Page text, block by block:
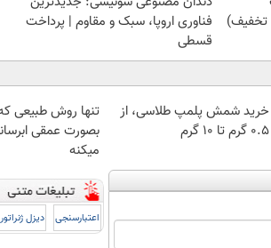
فناوری اروپا، سبک و مقاوم | پرداخت
قسطی
خرید شمش پلمپ طلاسی، از
۰.۵ گرم تا ۱۰ گرم
تنها روش طبیعی
بصورت عمقی
میکنه
اعتبارسنجی دیزل ژنراتور